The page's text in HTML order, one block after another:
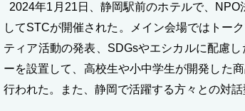
2024年1月21日、静岡駅前のホテルで、
してSTCが開催された。メイン会場ではトー
ティア活動の発表、SDGsやエシカルに配慮
ーを設置して、高校生や小中学生が開発した
行われた。また、静岡で活躍する方々との対